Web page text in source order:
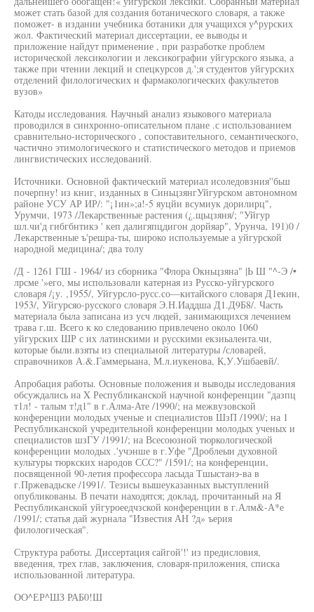
может стать базой для создания ботанического словаря, а также
поможет- в издании учебника ботаники для учащихся у^рурских
жол. Фактический материал диссертации, ее выводы и
приложение найдут применение , при разработке проблем
исторической лексикологии и лексикографии уйгурского языка, а
также при чтении лекций и спецкурсов д.';я студентов уйгурских
отделений филологических н фармакологических факультетов
вузов»
Катоды исследования. Научный анализ языкового материала
проводился в синхронно-описательном плане .с использованием
сравнительно-исторического , сопоставительного, семантического,
частично этимологического и статистического методов и приемов
лингвистических исследований.
Источники. Основной фактический материал исоледовзния''бьш
почерпну! из книг, изданных в СиньцзянгУйгурском автономном
районе УСУ АР ИР/: "¡1ин»;а!-5 яуцйи всумиук дорилирц",
Урумчи, 1973 /Лекарственные растения (¿.щьцзяня/; "Уйгур
шл.чи'д гибгбнтикэ ' кеп далигяпцдигон дорйяар", Урунча, 191)0 /
Лекарственные ъ'решра-ты, широко используемые а уйгурской
народной медицина/; два толу
/Д - 1261 ГШ - 1964/ из сборника "Флора Окньцзяна" |Ь Ш "^-Э /•
лрсме '»его, мы использовали катерная из Русско-уйгурского
словаря /¡у. ,1955/, Уйгурсло-русс.со—китайского словаря Д1екин,
1953/, Уйгурсяо-русского словаря Э.Н.Иаддша Д1.Д9Б8/. Часть
материала была записана из усч людей, занимающихся лечением
трава г.ш. Всего к ко следованию привлечено около 1060
уйгурских ШР с их латинскими и русскими екзиьалента.чи,
которые были.взяты из специальной литературы /словарей,
справочников А.&.Гаммерыана, М.л.иукенова, К,У.Ушбаевй/.
Апробация работы. Основные положения и выводы исследования
обсуждались на X Республиканской научной конференции "дазпц
т1л! - талым т!д1" в г.Алма-Ате /1990/; на межвузовской
конференции молодых ученые и специалистов ШзП /1990/; на 1
Республиканской учредительной конференции молодых ученых и
специалистов шзГУ /1991/; на Всесоюзной тюркологической
конференции молодых .'учэнше в г.Уфе "Дроблеыи духовной
культуры тюркских народов ССС?" /1591/; на конференции,
посвященной 90-летия профессора ласыда Тшыстанэ-ва в
г.Пржевадьске /1991/. Тезисы вышеуказанных выступлений
опубликованы. В печати находятся; доклад, прочитанный на Я
Республиканской уйгуроеедчзской конференции в г.Алм&-А*е
/1991/; статья дай журнала "Известия АН ?д» ъерия
филологическая".
Структура работы. Диссертация сайгой'!' из предисловия,
введения, трех глав, заключения, словаря-приложения, списка
использованной литература.
ОО^ЕР^ШЗ РАБ0!Ш